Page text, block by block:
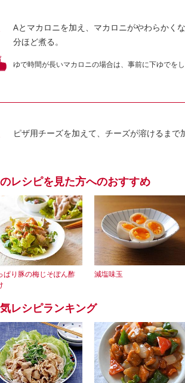
Aとマカロニを加え、マカロニがやわらかく
分ほど煮る。
ゆで時間が長いマカロニの場合は、事前に下ゆでをし
ピザ用チーズを加えて、チーズが溶けるまで
レシピを見た方へのおすすめ
ぱり豚の梅じそぽん酢
減塩味玉
レシピランキング